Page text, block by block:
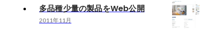
多品種少量の製品をWeb公開
2011年11月